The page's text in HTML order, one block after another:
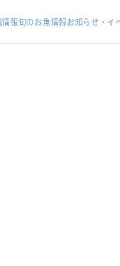
情報旬のお魚情報お知らせ・イ